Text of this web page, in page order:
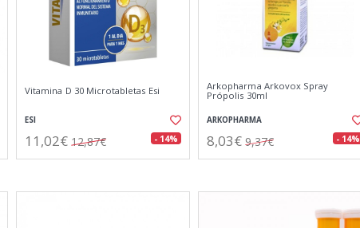
Vitamina D 30 Microtabletas Esi
ESI
11,02€ 12,87€ - 14%
Arkopharma Arkovox Spray
Própolis 30ml
ARKOPHARMA
8,03€ 9,37€ - 14%